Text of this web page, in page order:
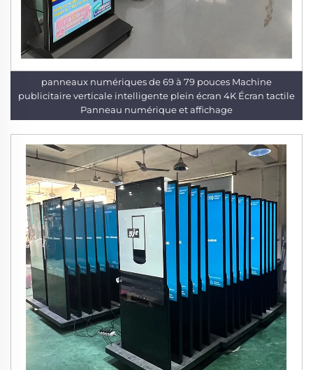
panneaux numériques de 69 à 79 pouces Machine
publicitaire verticale intelligente plein écran 4K Écran tactile
Panneau numérique et affichage